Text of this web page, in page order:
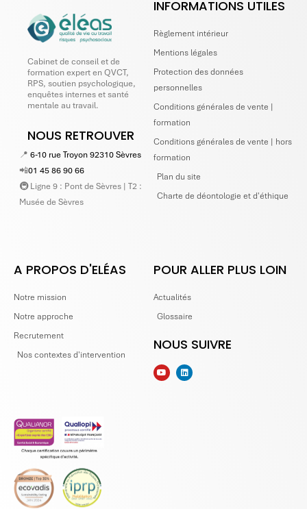
Cabinet de conseil et de
formation expert en QVCT,
RPS, soutien psychologique,
enquêtes internes et santé
mentale au travail.
NOUS RETROUVER
📍 6-10 rue Troyon 92310 Sèvres
📲01 45 86 90 66
🚇 Ligne 9 : Pont de Sèvres | T2 :
Musée de Sèvres
INFORMATIONS UTILES
Règlement intérieur
Mentions légales
Protection des données
personnelles
Conditions générales de vente |
formation
Conditions générales de vente | hors
formation
Plan du site
Charte de déontologie et d'éthique
A PROPOS D'ELÉAS
Notre mission
Notre approche
Recrutement
Nos contextes d'intervention
POUR ALLER PLUS LOIN
Actualités
Glossaire
NOUS SUIVRE